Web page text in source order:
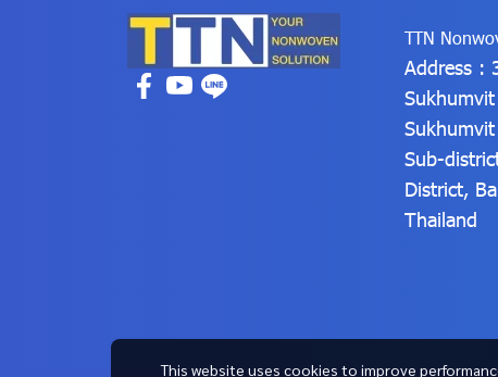
This website uses cookies to improve
TTN
Address :
Sub-
District,
Thailand